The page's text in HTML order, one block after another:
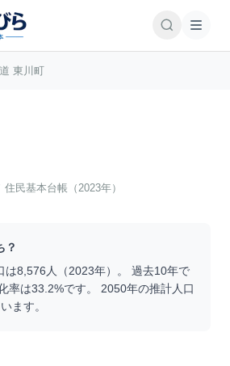
東川町
住民基本台帳（2023年）
？
は8,576 人（2023年）。 過去10年で
率は33.2%です。 2050年の推計人口
ます。